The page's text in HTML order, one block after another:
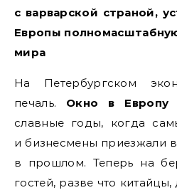
с варварской страной,
Европы
мира
На Петербургском
печаль. Окно в Европу
славные годы, когда
и бизнесмены приезжали
в прошлом. Теперь на
гостей, разве что